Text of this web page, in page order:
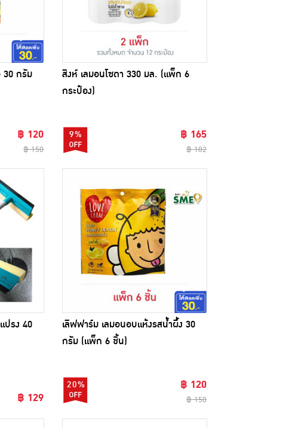
30 กรัม
฿ 120
฿ 150
สิงห์ เลมอนโซดา 330 มล. (แพ็ก 6
กระป๋อง)
9% ฿ 165
฿ 182
ปรง 40
฿ 129
เลิฟฟาร์ม เลมอนอบแห้งรสน้ำผึ้ง 30
กรัม (แพ็ก 6 ชิ้น)
20% ฿ 120
฿ 150